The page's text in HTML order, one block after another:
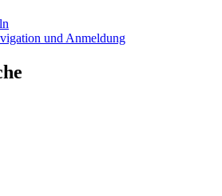
und Anmeldung